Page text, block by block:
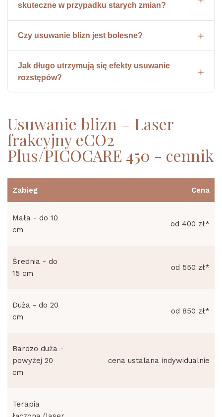
skuteczne w przypadku starych zmian?
Czy usuwanie blizn jest bolesne?
Jak długo utrzymują się efekty usuwanie
rozstępów?
Usuwanie blizn – Laser
frakcyjny eCO2
Plus/PICOCARE 450 - cennik
Zabieg Cena
Mała - do 10
cm
od 400 zł*
Średnia - do
15 cm
od 550 zł*
Duża - do 20
cm
od 850 zł*
Bardzo duża -
powyżej 20
cm
cena ustalana indywidualnie
Terapia